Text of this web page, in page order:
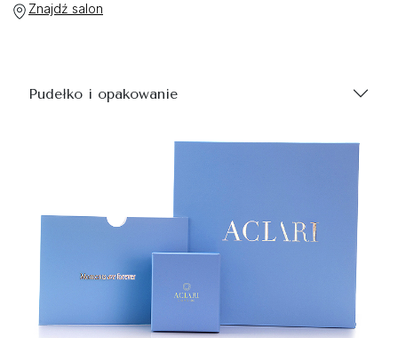
Znajdź salon
Pudełko i opakowanie